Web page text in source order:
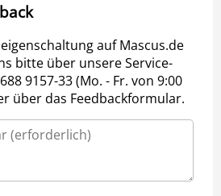
auf Mascus.de
bitte über unsere Service-
9157-33 (Mo. - Fr. von 9:00
über das Feedbackformular.